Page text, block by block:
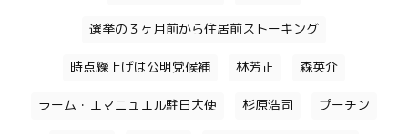
選挙の３ヶ月前から住居前ストーキング
時点繰上げは公明党候補 林芳正 森英介
ラーム・エマニュエル駐日大使 杉原浩司 プーチン